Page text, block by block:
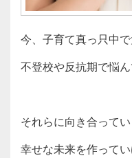
今、子育て真っ只中
不登校や反抗期で悩
それらに向き合って
幸せな未来を作って